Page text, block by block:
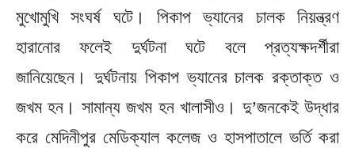
মুখোমুখি সংঘর্ষ ঘটে। পিকাপ ভ্যানের চালক নিয়ন্ত্রণ
হারানোর ফলেই দুর্ঘটনা ঘটে বলে প্রত্যক্ষদর্শীরা
জানিয়েছেন। দুর্ঘটনায় পিকাপ ভ্যানের চালক রক্তাক্ত ও
জখম হন। সামান্য জখম হন খালাসীও। দু’জনকেই উদ্ধার
করে মেদিনীপুর মেডিক্যাল কলেজ ও হাসপাতালে ভর্তি করা